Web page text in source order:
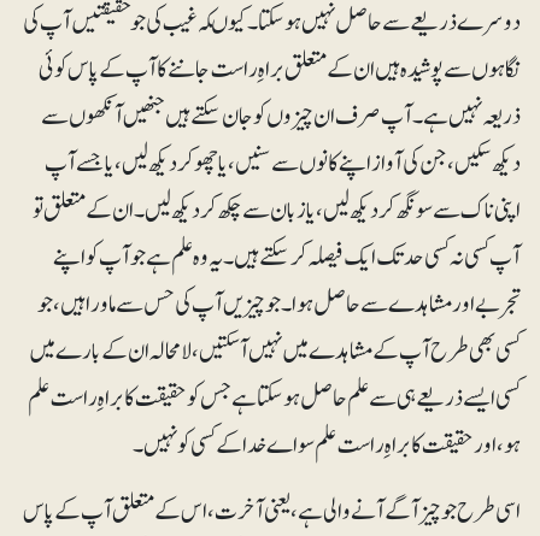
دوسرے ذریعے سے حاصل نہیں ہوسکتا۔ کیوںکہ غیب کی جو حقیقتیں آپ کی
نگاہوں سے پوشیدہ ہیں ان کے متعلق براہِ راست جاننے کا آپ کے پاس کوئی
ذریعہ نہیں ہے۔ آپ صرف ان چیزوں کو جان سکتے ہیں جنھیں آنکھوں سے
دیکھ سکیں، جن کی آواز اپنے کانوں سے سنیں، یا چھو کر دیکھ لیں، یا جسے آپ
اپنی ناک سے سونگھ کر دیکھ لیں، یا زبان سے چکھ کر دیکھ لیں۔ ان کے متعلق تو
آپ کسی نہ کسی حد تک ایک فیصلہ کرسکتے ہیں۔ یہ وہ علم ہے جو آپ کو اپنے
تجربے اور مشاہدے سے حاصل ہوا۔ جو چیزیں آپ کی حس سے ماورا ہیں، جو
کسی بھی طرح آپ کے مشاہدے میں نہیں آسکتیں، لامحالہ ان کے بارے میں
کسی ایسے ذریعے ہی سے علم حاصل ہوسکتا ہے جس کو حقیقت کا براہِ راست علم
ہو، اور حقیقت کا براہِ راست علم سواے خدا کے کسی کو نہیں۔
اسی طرح جو چیز آگے آنے والی ہے، یعنی آخرت، اس کے متعلق آپ کے پاس